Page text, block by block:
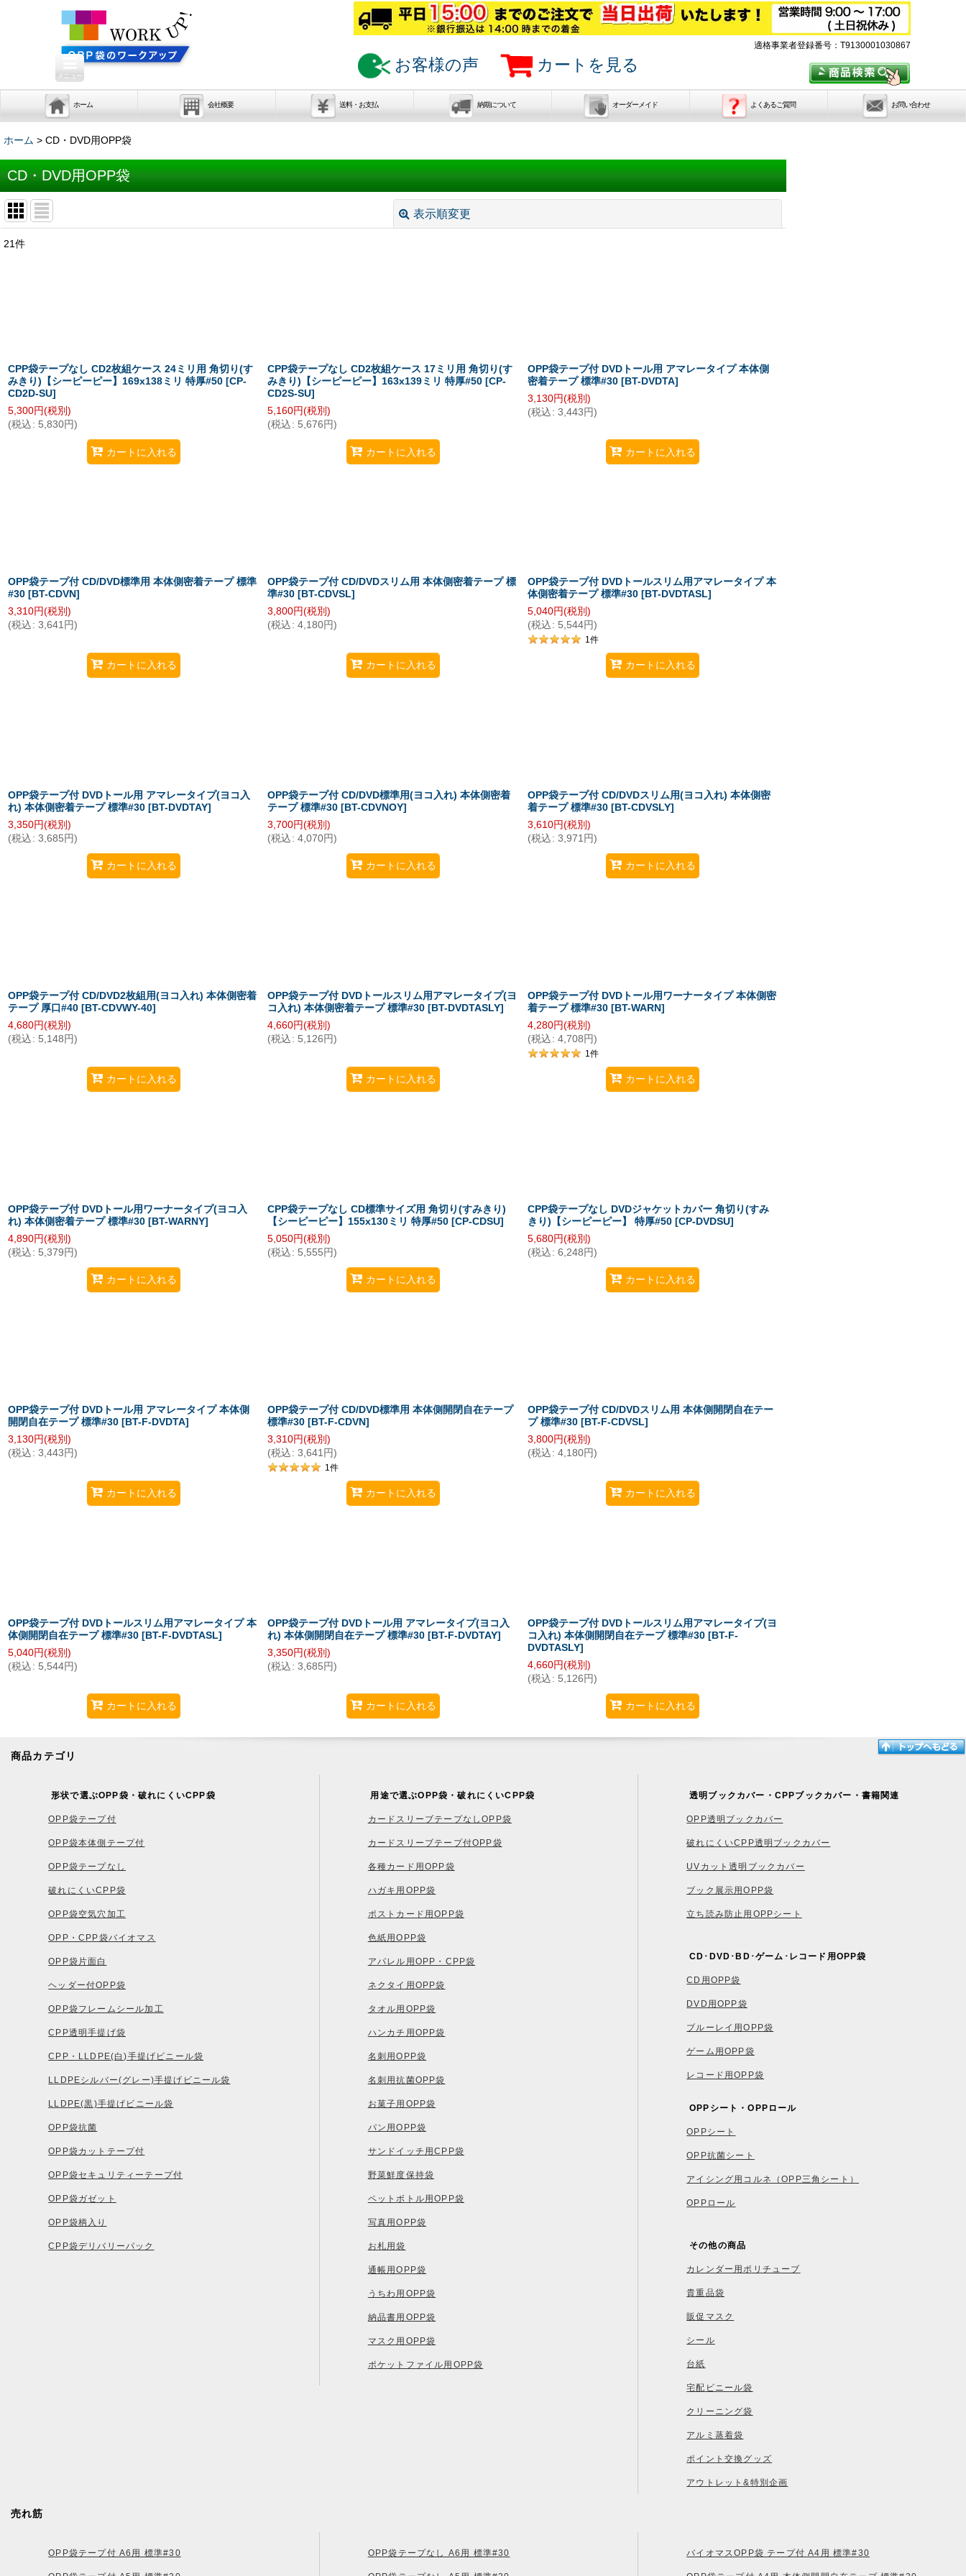
適格事業者登録番号：T9130001030867
お客様の声 カートを見る
メニュー
ホーム 会社概要 送料・お支払 納期について オーダーメイド よくあるご質問 お問い合わせ
ホーム > CD・DVD用OPP袋
CD・DVD用OPP袋
表示順変更
21件
CPP袋テープなし CD2枚組ケース 24ミリ用 角切り(す
みきり)【シーピーピー】169x138ミリ 特厚#50 [CP-
CD2D-SU]
5,300円(税別)
(税込 : 5,830円)
カートに入れる
CPP袋テープなし CD2枚組ケース 17ミリ用 角切り(す
みきり)【シーピーピー】163x139ミリ 特厚#50 [CP-
CD2S-SU]
5,160円(税別)
(税込 : 5,676 円)
カートに入れる
OPP袋テープ付 DVDトール用 アマレータイプ 本体側
密着テープ 標準#30 [BT-DVDTA]
3,130円(税別)
(税込 : 3,443 円)
カートに入れる
OPP袋テープ付 CD/DVD標準用 本体側密着テープ 標準
#30 [ BT-CDVN]
3,310円(税別)
(税込 : 3,641 円)
カートに入れる
OPP袋テープ付 CD/DVDスリム用 本体側密着テープ 標
準#30 [ BT-CDVSL]
3,800円(税別)
(税込 : 4,180円)
カートに入れる
OPP袋テープ付 DVDトールスリム用アマレータイプ 本
体側密着テープ 標準#30 [BT-DVDTASL]
5,040円(税別)
(税込 : 5,544円)
1 件
カートに入れる
OPP袋テープ付 DVDトール用 アマレータイプ(ヨコ入
れ) 本体側密着テープ 標準#30 [ BT-DVDTAY]
3,350円(税別)
(税込 : 3,685 円)
カートに入れる
OPP袋テープ付 CD/DVD標準用(ヨコ入れ) 本体側密着
テープ 標準#30 [ BT-CDVNOY]
3,700円(税別)
(税込 : 4,070円)
カートに入れる
OPP袋テープ付 CD/DVDスリム用(ヨコ入れ) 本体側密
着テープ 標準#30 [BT-CDVSLY]
3,610円(税別)
(税込 : 3,971 円)
カートに入れる
OPP袋テープ付 CD/DVD2枚組用(ヨコ入れ) 本体側密着
テープ 厚口#40 [ BT-CDVWY-40]
4,680円(税別)
(税込 : 5,148 円)
カートに入れる
OPP袋テープ付 DVDトールスリム用アマレータイプ(ヨ
コ入れ) 本体側密着テープ 標準#30 [ BT-DVDTASLY]
4,660円(税別)
(税込 : 5,126 円)
カートに入れる
OPP袋テープ付 DVDトール用ワーナータイプ 本体側密
着テープ 標準#30 [BT-WARN]
4,280円(税別)
(税込 : 4,708 円)
1 件
カートに入れる
OPP袋テープ付 DVDトール用ワーナータイプ(ヨコ入
れ) 本体側密着テープ 標準#30 [ BT-WARNY]
4,890円(税別)
(税込 : 5,379 円)
カートに入れる
CPP袋テープなし CD標準サイズ用 角切り(すみきり)
【シーピーピー】155x130ミリ 特厚#50 [CP-CDSU]
5,050円(税別)
(税込 : 5,555 円)
カートに入れる
CPP袋テープなし DVDジャケットカバー 角切り(すみ
きり)【シーピーピー】 特厚#50 [CP-DVDSU]
5,680円(税別)
(税込 : 6,248 円)
カートに入れる
OPP袋テープ付 DVDトール用 アマレータイプ 本体側
開閉自在テープ 標準#30 [ BT-F-DVDTA]
3,130円(税別)
(税込 : 3,443 円)
カートに入れる
OPP袋テープ付 CD/DVD標準用 本体側開閉自在テープ
標準#30 [ BT-F-CDVN]
3,310円(税別)
(税込 : 3,641 円)
1件
カートに入れる
OPP袋テープ付 CD/DVDスリム用 本体側開閉自在テー
プ 標準#30 [BT-F-CDVSL]
3,800円(税別)
(税込 : 4,180円)
カートに入れる
OPP袋テープ付 DVDトールスリム用アマレータイプ 本
体側開閉自在テープ 標準#30 [BT-F-DVDTASL]
5,040円(税別)
(税込 : 5,544円)
カートに入れる
OPP袋テープ付 DVDトール用 アマレータイプ(ヨコ入
れ) 本体側開閉自在テープ 標準#30 [BT-F-DVDTAY]
3,350円(税別)
(税込 : 3,685 円)
カートに入れる
OPP袋テープ付 DVDトールスリム用アマレータイプ(ヨ
コ入れ) 本体側開閉自在テープ 標準#30 [BT-F-
DVDTASLY]
4,660円(税別)
(税込 : 5,126 円)
カートに入れる
商品カテゴリ
形状で選ぶOPP袋・破れにくいCPP袋
OPP袋テープ付
OPP袋本体側テープ付
OPP袋テープなし
破れにくいCPP袋
OPP袋空気穴加工
OPP・CPP袋バイオマス
OPP袋片面白
ヘッダー付OPP袋
OPP袋フレームシール加工
CPP透明手提げ袋
CPP・LLDPE(白)手提げビニール袋
LLDPEシルバー(グレー)手提げビニール袋
LLDPE(黒)手提げビニール袋
OPP袋抗菌
OPP袋カットテープ付
OPP袋セキュリティーテープ付
OPP袋ガゼット
OPP袋柄入り
CPP袋デリバリーパック
用途で選ぶOPP袋・破れにくいCPP袋
カードスリーブテープなしOPP袋
カードスリーブテープ付OPP袋
各種カード用OPP袋
ハガキ用OPP袋
ポストカード用OPP袋
色紙用OPP袋
アパレル用OPP・CPP袋
ネクタイ用OPP袋
タオル用OPP袋
ハンカチ用OPP袋
名刺用OPP袋
名刺用抗菌OPP袋
お菓子用OPP袋
パン用OPP袋
サンドイッチ用CPP袋
野菜鮮度保持袋
ペットボトル用OPP袋
写真用OPP袋
お札用袋
通帳用OPP袋
うちわ用OPP袋
納品書用OPP袋
マスク用OPP袋
ポケットファイル用OPP袋
透明ブックカバー・CPPブックカバー・書籍関連
OPP透明ブックカバー
破れにくいCPP透明ブックカバー
UVカット透明ブックカバー
ブック展示用OPP袋
立ち読み防止用OPPシート
CD･DVD･BD･ゲーム･レコード用OPP袋
CD用OPP袋
DVD用OPP袋
ブルーレイ用OPP袋
ゲーム用OPP袋
レコード用OPP袋
OPPシート・OPPロール
OPPシート
OPP抗菌シート
アイシング用コルネ（OPP三角シート）
OPPロール
その他の商品
カレンダー用ポリチューブ
貴重品袋
販促マスク
シール
台紙
宅配ビニール袋
クリーニング袋
アルミ蒸着袋
ポイント交換グッズ
アウトレット&特別企画
売れ筋
OPP袋テープ付 A6用 標準#30 OPP袋テープなし A6用 標準#30 バイオマスOPP袋 テープ付 A4用 標準#30